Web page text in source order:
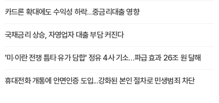
카드론 확대에도 수익성 하락…중금리대출 영향
국채금리 상승, 자영업자 대출 부담 커진다
'미·이란 전쟁 틈타 유가 담합' 정유 4사 기소…파급 효과 26조 원 달해
휴대전화 개통에 안면인증 도입...강화된 본인 절차로 민생범죄 차단